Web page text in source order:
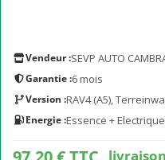
Vendeur :SEVP AUTO
Garantie :6 mois
Version :RAV4 (A5),
Energie :Essence + Electrique